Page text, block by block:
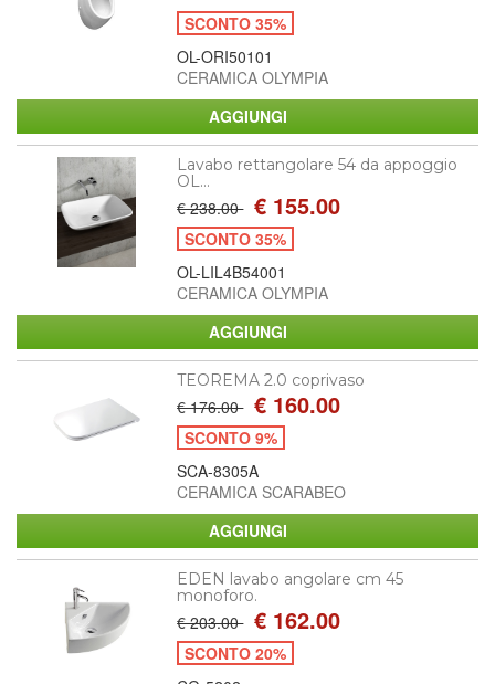
SCONTO 35%
OL-ORI50101
CERAMICA OLYMPIA
Lavabo rettangolare 54 da appoggio
OL...
€ 238.00 € 155.00
SCONTO 35%
OL-LIL4B54001
CERAMICA OLYMPIA
TEOREMA 2.0 coprivaso
€ 176.00 € 160.00
SCONTO 9%
SCA-8305A
CERAMICA SCARABEO
EDEN lavabo angolare cm 45
monoforo.
€ 203.00 € 162.00
SCONTO 20%